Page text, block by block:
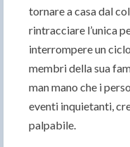
tornare a casa dal
rintracciare l’unica
interrompere un
membri della sua
man mano che i
eventi inquietanti,
palpabile.